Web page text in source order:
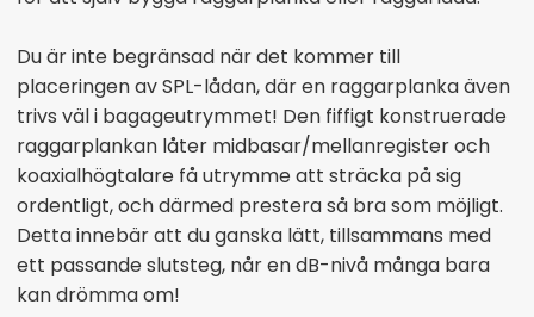
Du är inte begränsad när det kommer till
placeringen av SPL-lådan, där en raggarplanka även
trivs väl i bagageutrymmet! Den fiffigt konstruerade
raggarplankan låter midbasar/mellanregister och
koaxialhögtalare få utrymme att sträcka på sig
ordentligt, och därmed prestera så bra som möjligt.
Detta innebär att du ganska lätt, tillsammans med
ett passande slutsteg, når en dB-nivå många bara
kan drömma om!